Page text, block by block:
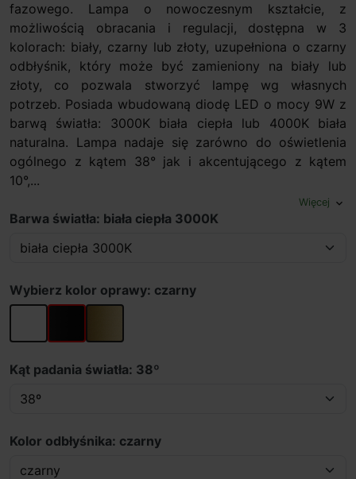
fazowego. Lampa o nowoczesnym kształcie, z
możliwością obracania i regulacji, dostępna w 3
kolorach: biały, czarny lub złoty, uzupełniona o czarny
odbłyśnik, który może być zamieniony na biały lub
złoty, co pozwala stworzyć lampę wg własnych
potrzeb. Posiada wbudowaną diodę LED o mocy 9W z
barwą światła: 3000K biała ciepła lub 4000K biała
naturalna. Lampa nadaje się zarówno do oświetlenia
ogólnego z kątem 38° jak i akcentującego z kątem
10°,...
Więcej expand_more
Barwa światła: biała ciepła 3000K
Wybierz kolor oprawy: czarny
biały czarnyzłoty
Kąt padania światła: 38º
Kolor odbłyśnika: czarny